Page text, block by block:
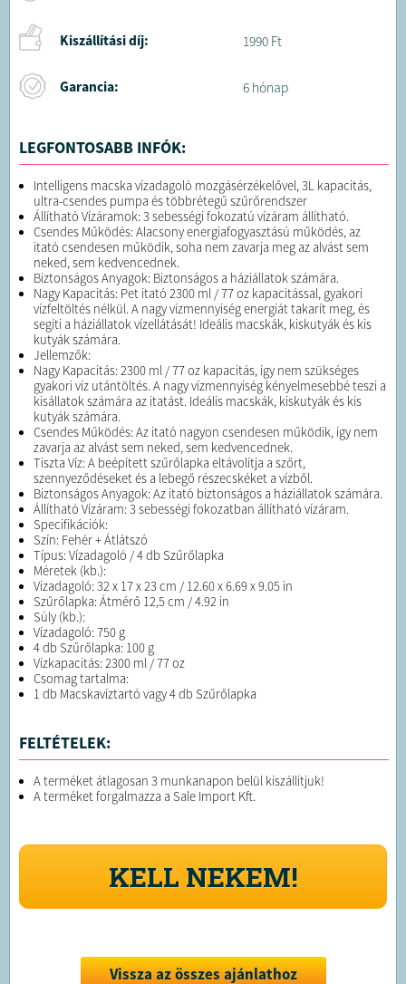
Kiszállítási díj: 1990 Ft
Garancia: 6 hónap
LEGFONTOSABB INFÓK:
Intelligens macska vízadagoló mozgásérzékelővel, 3L kapacitás,
ultra-csendes pumpa és többrétegű szűrőrendszer
Állítható Vízáramok: 3 sebességi fokozatú vízáram állítható.
Csendes Működés: Alacsony energiafogyasztású működés, az
itató csendesen működik, soha nem zavarja meg az alvást sem
neked, sem kedvencednek.
Biztonságos Anyagok: Biztonságos a háziállatok számára.
Nagy Kapacitás: Pet itató 2300 ml / 77 oz kapacitással, gyakori
vízfeltöltés nélkül. A nagy vízmennyiség energiát takarít meg, és
segíti a háziállatok vízellátását! Ideális macskák, kiskutyák és kis
kutyák számára.
Jellemzők:
Nagy Kapacitás: 2300 ml / 77 oz kapacitás, így nem szükséges
gyakori víz utántöltés. A nagy vízmennyiség kényelmesebbé teszi a
kisállatok számára az itatást. Ideális macskák, kiskutyák és kis
kutyák számára.
Csendes Működés: Az itató nagyon csendesen működik, így nem
zavarja az alvást sem neked, sem kedvencednek.
Tiszta Víz: A beépített szűrőlapka eltávolítja a szőrt,
szennyeződéseket és a lebegő részecskéket a vízből.
Biztonságos Anyagok: Az itató biztonságos a háziállatok számára.
Állítható Vízáram: 3 sebességi fokozatban állítható vízáram.
Specifikációk:
Szín: Fehér + Átlátszó
Típus: Vízadagoló / 4 db Szűrőlapka
Méretek (kb.):
Vízadagoló: 32 x 17 x 23 cm / 12.60 x 6.69 x 9.05 in
Szűrőlapka: Átmérő 12,5 cm / 4.92 in
Súly (kb.):
Vízadagoló: 750 g
4 db Szűrőlapka: 100 g
Vízkapacitás: 2300 ml / 77 oz
Csomag tartalma:
1 db Macskavíztartó vagy 4 db Szűrőlapka
FELTÉTELEK:
A terméket átlagosan 3 munkanapon belül kiszállítjuk!
A terméket forgalmazza a Sale Import Kft.
KELL NEKEM!
Vissza az összes ajánlathoz